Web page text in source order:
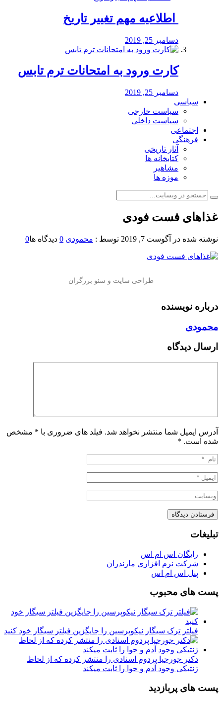
️ اطلاعیه مهم تغییر تاریخ
دسامبر 25, 2019
کارت ورود به امتحانات ترم تابس
دسامبر 25, 2019
سیاسی
سیاست خارجی
سیاست داخلی
اجتماعی
فرهنگی
آثار تاریخی
کتابخانه ها
مشاهیر
موزه ها
غذاهای فست فودی
نوشته شده در آگوست 7, 2019 توسط : محمودی 0 دیدگاه ها0
درباره نویسنده
محمودی
ارسال دیدگاه
آدرس ایمیل شما منتشر نخواهد شد. فیلد های ضروری با * مشخص
شده است. *
تبلیغات
رایگان اس ام اس
شرکت نرم افزاری مازندران
پنل اس ام اس
پست های محبوب
فیلتر ترک سیگار نیکوپرسین را جایگزین فیلتر سیگار خود کنید
دکتر جورجیا پردوم اسنادی را منتشر کرده که از لحاظ
ژنتیکی وجود آدم و حوا را ثابت میکند
پست های پربازدید